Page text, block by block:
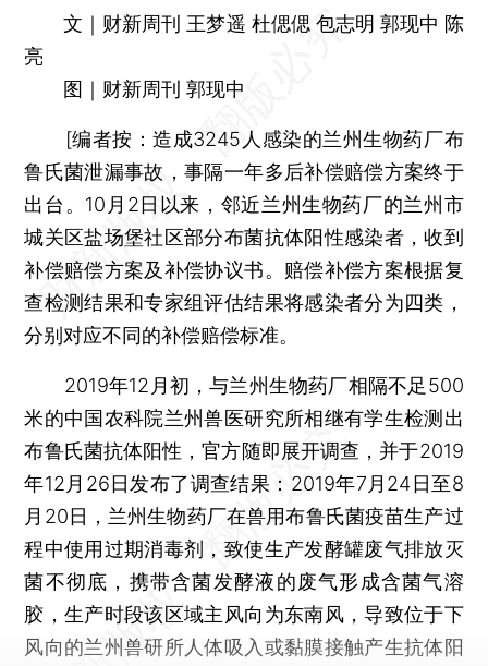
文｜财新周刊 王梦遥 杜偲偲 包志明 郭现中 陈
亮
图｜财新周刊 郭现中
[编者按：造成3245人感染的兰州生物药厂布
鲁氏菌泄漏事故，事隔一年多后补偿赔偿方案终于
出台。10月2日以来，邻近兰州生物药厂的兰州市
城关区盐场堡社区部分布菌抗体阳性感染者，收到
补偿赔偿方案及补偿协议书。赔偿补偿方案根据复
查检测结果和专家组评估结果将感染者分为四类，
分别对应不同的补偿赔偿标准。
2019年12月初，与兰州生物药厂相隔不足500
米的中国农科院兰州兽医研究所相继有学生检测出
布鲁氏菌抗体阳性，官方随即展开调查，并于2019
年12月26日发布了调查结果：2019年7月24日至8
月20日，兰州生物药厂在兽用布鲁氏菌疫苗生产过
程中使用过期消毒剂，致使生产发酵罐废气排放灭
菌不彻底，携带含菌发酵液的废气形成含菌气溶
胶，生产时段该区域主风向为东南风，导致位于下
风向的兰州兽研所人体吸入或黏膜接触产生抗体阳